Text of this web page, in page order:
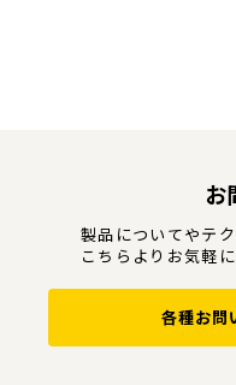
お
製品についてやテ
こちらよりお気軽
各種お問